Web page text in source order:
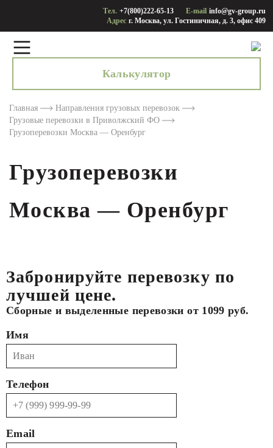
Тел. +7(800)222-65-13 E-mail info@gv-group.ru
Адрес г. Москва, ул. Гостиничная, д. 3, офис 409
Калькулятор
Главная
Направления грузовых перевозок
Грузовые перевозки в Приволжский ФО
Грузоперевозки Москва — Оренбург
Грузоперевозки
Москва — Оренбург
Забронируйте перевозку по
лучшей цене.
Сборные и выделенные перевозки от 1099 руб.
Имя
Телефон
Email